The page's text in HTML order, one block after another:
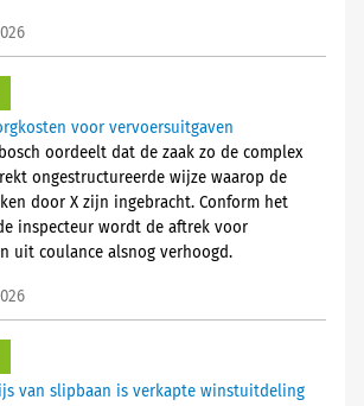
voor vervoersuitgaven
oordeelt dat de zaak zo de complex
ongestructureerde wijze waarop de
door X zijn ingebracht. Conform het
inspecteur wordt de aftrek voor
uit coulance alsnog verhoogd.
van slipbaan is verkapte winstuitdeling